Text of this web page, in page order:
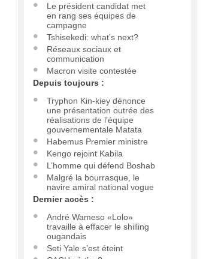
Le président candidat met
en rang ses équipes de
campagne
Tshisekedi: what’s next?
Réseaux sociaux et
communication
Macron visite contestée
Depuis toujours :
Tryphon Kin-kiey dénonce
une présentation outrée des
réalisations de l’équipe
gouvernementale Matata
Habemus Premier ministre
Kengo rejoint Kabila
L’homme qui défend Boshab
Malgré la bourrasque, le
navire amiral national vogue
Dernier accès :
André Wameso «Lolo»
travaille à effacer le shilling
ougandais
Seti Yale s’est éteint